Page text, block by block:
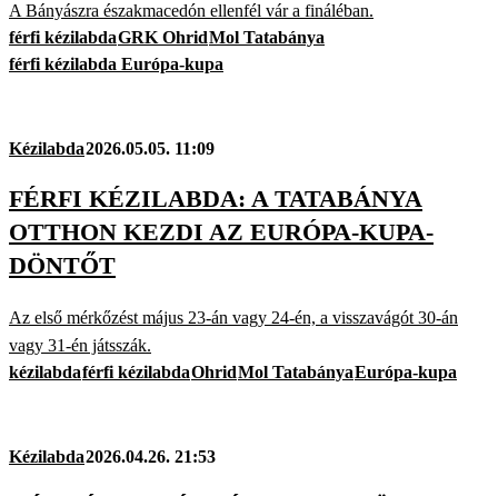
A Bányászra északmacedón ellenfél vár a fináléban.
férfi kézilabdaGRK OhridMol Tatabánya
férfi kézilabda Európa-kupa
Kézilabda2026.05.05. 11:09
FÉRFI KÉZILABDA: A TATABÁNYA
OTTHON KEZDI AZ EURÓPA-KUPA-
DÖNTŐT
Az első mérkőzést május 23-án vagy 24-én, a visszavágót 30-án
vagy 31-én játsszák.
kézilabdaférfi kézilabdaOhridMol TatabányaEurópa-kupa
Kézilabda2026.04.26. 21:53